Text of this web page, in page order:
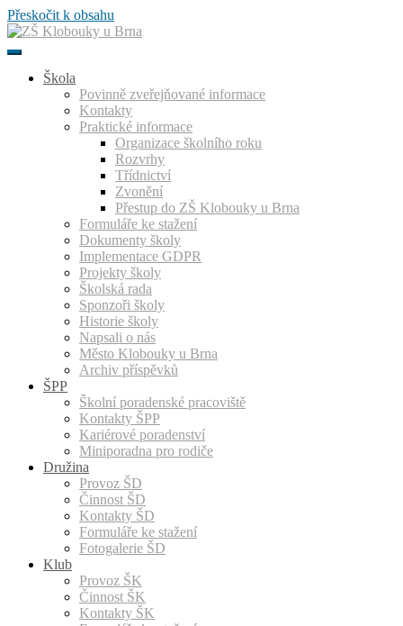
Přeskočit k obsahu
Škola
Povinně zveřejňované informace
Kontakty
Praktické informace
Organizace školního roku
Rozvrhy
Třídnictví
Zvonění
Přestup do ZŠ Klobouky u Brna
Formuláře ke stažení
Dokumenty školy
Implementace GDPR
Projekty školy
Školská rada
Sponzoři školy
Historie školy
Napsali o nás
Město Klobouky u Brna
Archiv příspěvků
ŠPP
Školní poradenské pracoviště
Kontakty ŠPP
Kariérové poradenství
Miniporadna pro rodiče
Družina
Provoz ŠD
Činnost ŠD
Kontakty ŠD
Formuláře ke stažení
Fotogalerie ŠD
Klub
Provoz ŠK
Činnost ŠK
Kontakty ŠK